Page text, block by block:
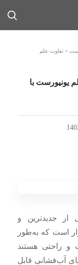
+ تفاوت علم
یونیورست با
جدیدترین و
است که به‌طور
و راحتی هستند
آب‌فشانی قابل